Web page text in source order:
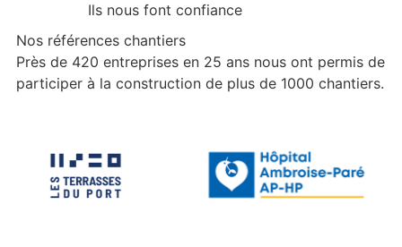
Ils nous font confiance
Nos références chantiers
Près de 420 entreprises en 25 ans nous ont permis de
participer à la construction de plus de 1000 chantiers.